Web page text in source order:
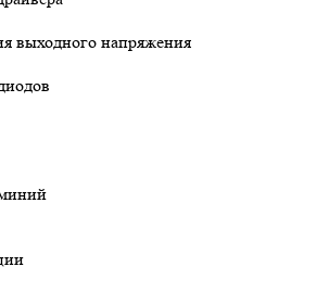
выходного напряжения